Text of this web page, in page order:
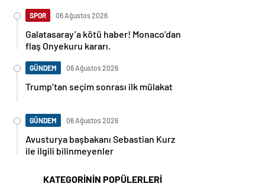
SPOR 06 Ağustos 2026
Galatasaray’a kötü haber! Monaco’dan
flaş Onyekuru kararı.
GÜNDEM 06 Ağustos 2026
Trump’tan seçim sonrası ilk mülakat
GÜNDEM 06 Ağustos 2026
Avusturya başbakanı Sebastian Kurz
ile ilgili bilinmeyenler
KATEGORİNİN POPÜLERLERİ